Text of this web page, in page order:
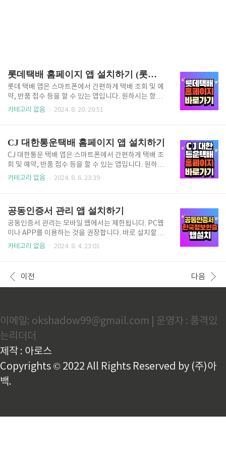
롯데택배 홈페이지 앱 설치하기 (롯데글로벌로지스)
롯데 택배 앱은 스마트폰에서 간편하게 택배 조회 및 예
약, 반품 접수 등을 할 수 있는 앱입니다. 원하시는 항목
을 선택하셔서 설치 또는 조회해 보세요. 롯데택배 홈
검색 결과에서 롯데택배 앱을 선택하고 설치 버튼을 누
릅니다.앱 설치가 완료되면, 앱을 실행합니다.앱 실행
후, 회원가입 또는 로그인을 합니다. 롯데택배 앱을 이
용하면 택배 예약, 배송 조회, 반품 예약 등 다양한 서비
스를 이용할 수 있습니다.
카테고리 없음 2024. 8. 20. 20:51
CJ 대한통운택배 홈페이지 앱 설치하기
CJ 대한통운 택배 앱은 스마트폰에서 간편하게 택배 조
회 및 예약, 반품 접수 등을 할 수 있는 앱입니다. 원하시
는 항목을 선택하셔서 설치 또는 조회해 보세요. 대한
니다.검색 결과에서 'CJ 대한통운 택배' 앱을 선택하고
설치 버튼을 누릅니다.앱 설치가 완료되면 스마트폰 바
탕화면에 앱 아이콘이 생성됩니다.앱 아이콘을 클릭하
여 앱을 실행합니다.회원가입 또는 로그인을 합니다.택
배 조회, 예약, 반품 접수 등의 서비스를 이용합니다. CJ
으로 확인할 수 있으며, 배송 예정 시간도 예측할 수 있
습니다.
카테고리 없음 2024. 8. 6. 23:39
공동인증서 관리 앱 설치하기
공동인증서 관리는 모바일 웹에서는 제한됩니다. PC웹
이나 APP를 이용하는 것을 권장합니다. 바로 설치할 수
있는 곳으로 안내합니다. 한국정보인증 공식홈페이
기기에서 전자서명 인증 서비스와 모바일 브라우저를
통한 PKI 기반 전자서명 서비스를 제공합니다. 해당하
치해 사용하는 것처럼, 스마트기기에서도 KICASignPl
us 앱을 설치하여 동일한 기능을 손쉽게 이용할 수 있습
니다. Google play 설치하..
카테고리 없음 2024. 8. 4. 23:01
이전 다음
이메일: okshadow99@gmail.com | 운영자 : 품격있
는리더더
제작 : 아로스
Copyrights © 2022 All Rights Reserved by (주)아
백.